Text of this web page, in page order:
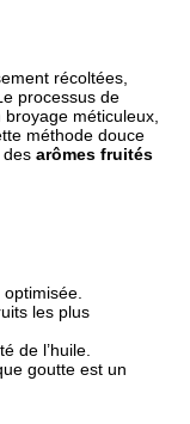
récoltées,
Le processus de
méticuleux,
méthode douce
des arômes fruités
les plus
de l’huile.
goutte est un